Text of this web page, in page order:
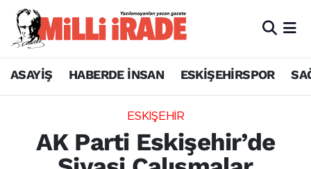
ASAYİŞ HABERDE İNSAN ESKİŞEHİRSPOR
ESKİŞEHİR
AK Parti Eskişehir’de